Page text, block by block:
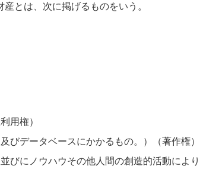
とは、次に掲げるものをいう。
用権）
びデータベースにかかるもの。）（著作権）
びにノウハウその他人間の創造的活動によ